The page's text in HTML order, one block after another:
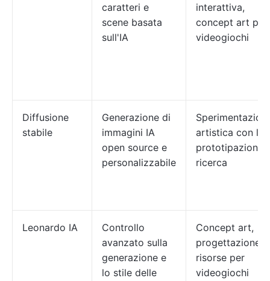
caratteri e
scene basata
sull'IA
interattiva,
concept art per
videogiochi
Diffusione
stabile
Generazione di
immagini IA
open source e
personalizzabile
artistica con
prototipazione
ricerca
Leonardo IA
Controllo
avanzato sulla
generazione e
lo stile delle
Concept art,
progettazione
risorse per
videogiochi